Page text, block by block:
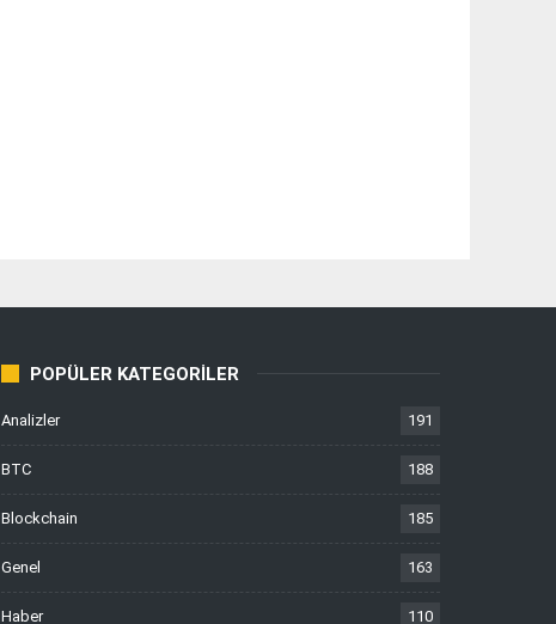
POPÜLER KATEGORILER
Analizler 191
BTC 188
Blockchain 185
Genel 163
Haber 110